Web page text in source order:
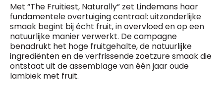
Met “The Fruitiest, Naturally” zet Lindemans haar
fundamentele overtuiging centraal: uitzonderlijke
smaak begint bij écht fruit, in overvloed en op een
natuurlijke manier verwerkt. De campagne
benadrukt het hoge fruitgehalte, de natuurlijke
ingrediënten en de verfrissende zoetzure smaak die
ontstaat uit de assemblage van één jaar oude
lambiek met fruit.